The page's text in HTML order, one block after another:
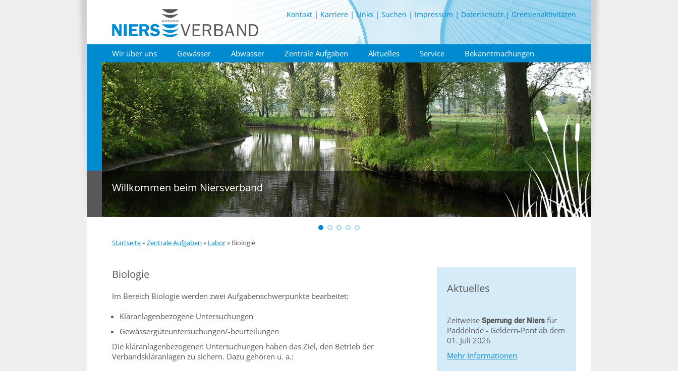
Kontakt Karriere Links Suchen Impressum Datenschutz Gremienaktivitäten
Wir über uns Gewässer Abwasser Zentrale Aufgaben Aktuelles Service Bekanntmachungen
Willkommen beim Niersverband
Startseite»Zentrale Aufgaben » Labor» Biologie
Biologie
Im Bereich Biologie werden zwei Aufgabenschwerpunkte bearbeitet:
Kläranlagenbezogene Untersuchungen
Gewässergüteuntersuchungen/-beurteilungen
Die kläranlagenbezogenen Untersuchungen haben das Ziel, den Betrieb der
Verbandskläranlagen zu sichern. Dazu gehören u. a.:
Aktuelles
Zeitweise Sperrung der Niers für
Paddelnde - Geldern-Pont ab dem
01. Juli 2026
Mehr Informationen